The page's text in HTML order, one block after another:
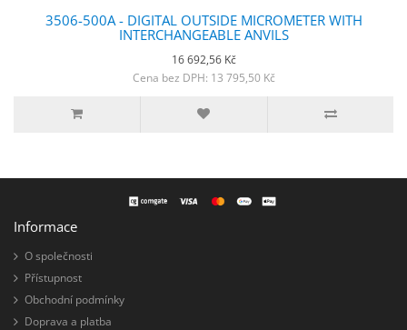
3506-500A - DIGITAL OUTSIDE MICROMETER WITH
INTERCHANGEABLE ANVILS
16 692,56 Kč
Cena bez DPH: 13 795,50 Kč
Informace
O společnosti
Přístupnost
Obchodní podmínky
Doprava a platba